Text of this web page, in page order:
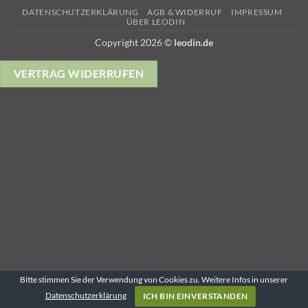
DATENSCHUTZERKLÄRUNG AGB & WIDERRUF
IMPRESSUM
ÜBER LEODIN
Copyright 2026 © leodin.de
VERTRAG WIDERRUFEN
Bitte stimmen Sie der Verwendung von Cookies zu. Weitere Infos in unserer
Datenschutzerklärung
ICH BIN EINVERSTANDEN